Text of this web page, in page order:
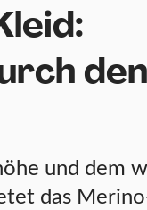
den
und dem
das